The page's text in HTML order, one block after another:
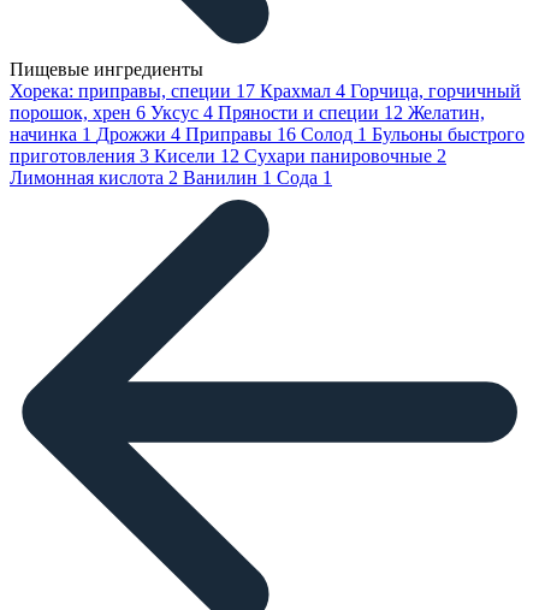
Пищевые ингредиенты
Хорека: приправы, специи 17 Крахмал 4 Горчица, горчичный
порошок, хрен 6 Уксус 4 Пряности и специи 12 Желатин,
начинка 1 Дрожжи 4 Приправы 16 Солод 1 Бульоны быстрого
приготовления 3 Кисели 12 Сухари панировочные 2
Лимонная кислота 2 Ванилин 1 Сода 1